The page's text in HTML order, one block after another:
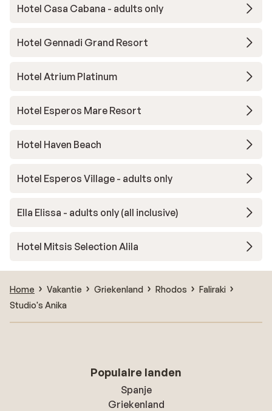
Hotel Casa Cabana - adults only
Hotel Gennadi Grand Resort
Hotel Atrium Platinum
Hotel Esperos Mare Resort
Hotel Haven Beach
Hotel Esperos Village - adults only
Ella Elissa - adults only (all inclusive)
Hotel Mitsis Selection Alila
Home Vakantie Griekenland Rhodos
Faliraki
Studio's Anika
Populaire landen
Spanje
Griekenland